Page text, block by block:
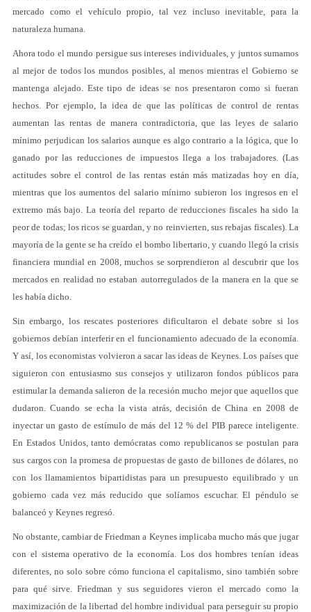
mercado como el vehículo propio, tal vez incluso inevitable, para la
naturaleza humana.
Ahora todo el mundo persigue sus intereses individuales, y juntos sumamos
al mejor de todos los mundos posibles, al menos mientras el Gobierno se
mantenga alejado. Este tipo de ideas se nos presentaron como si fueran
hechos. Por ejemplo, la idea de que las políticas de control de rentas
aumentan las rentas de manera contradictoria, que las leyes de salario
mínimo perjudican los salarios aunque es algo contrario a la lógica, que lo
ganado por las reducciones de impuestos llega a los trabajadores. (Las
actitudes sobre el control de las rentas están más matizadas hoy en día,
mientras que los aumentos del salario mínimo subieron los ingresos en el
extremo más bajo. La teoría del reparto de reducciones fiscales ha sido la
peor de todas; los ricos se guardan, y no reinvierten, sus rebajas fiscales). La
mayoría de la gente se ha creído el bombo libertario, y cuando llegó la crisis
financiera mundial en 2008, muchos se sorprendieron al descubrir que los
mercados en realidad no estaban autorregulados de la manera en la que se
les había dicho.
Sin embargo, los rescates posteriores dificultaron el debate sobre si los
gobiernos debían interferir en el funcionamiento adecuado de la economía.
Y así, los economistas volvieron a sacar las ideas de Keynes. Los países que
siguieron con entusiasmo sus consejos y utilizaron fondos públicos para
estimular la demanda salieron de la recesión mucho mejor que aquellos que
dudaron. Cuando se echa la vista atrás, decisión de China en 2008 de
inyectar un gasto de estímulo de más del 12 % del PIB parece inteligente.
En Estados Unidos, tanto demócratas como republicanos se postulan para
sus cargos con la promesa de propuestas de gasto de billones de dólares, no
con los llamamientos bipartidistas para un presupuesto equilibrado y un
gobierno cada vez más reducido que solíamos escuchar. El péndulo se
balanceó y Keynes regresó.
No obstante, cambiar de Friedman a Keynes implicaba mucho más que jugar
con el sistema operativo de la economía. Los dos hombres tenían ideas
diferentes, no solo sobre cómo funciona el capitalismo, sino también sobre
para qué sirve. Friedman y sus seguidores vieron el mercado como la
maximización de la libertad del hombre individual para perseguir su propio